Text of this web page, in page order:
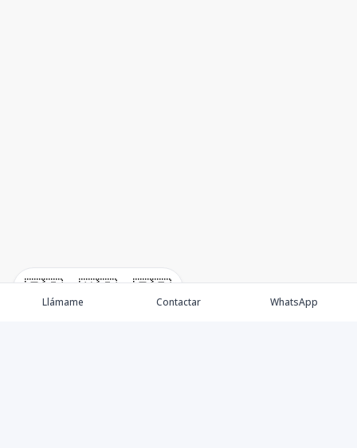
🇪🇸 🇺🇸 🇫🇷
Llámame Contactar WhatsApp